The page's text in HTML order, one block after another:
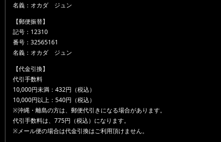
名義：オカダ ジュン
【郵便振替】
記号：12310
番号：32565161
名義：オカダ ジュン
【代金引換】
代引手数料
10,000円未満：432円（税込）
10,000円以上：540円（税込）
※沖縄・離島の方は、郵便代引きになる場合があります。
代引手数料は、775円（税込）になります。
※メール便の場合は代金引換はご利用頂けません。